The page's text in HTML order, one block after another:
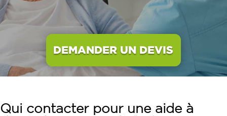
DEMANDER UN DEVIS
Qui contacter pour une aide à